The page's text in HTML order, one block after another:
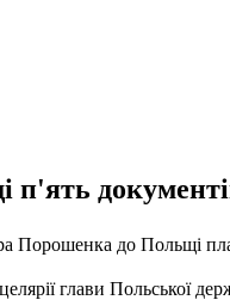
п'ять
Порошенка до Польщі
глави Польської